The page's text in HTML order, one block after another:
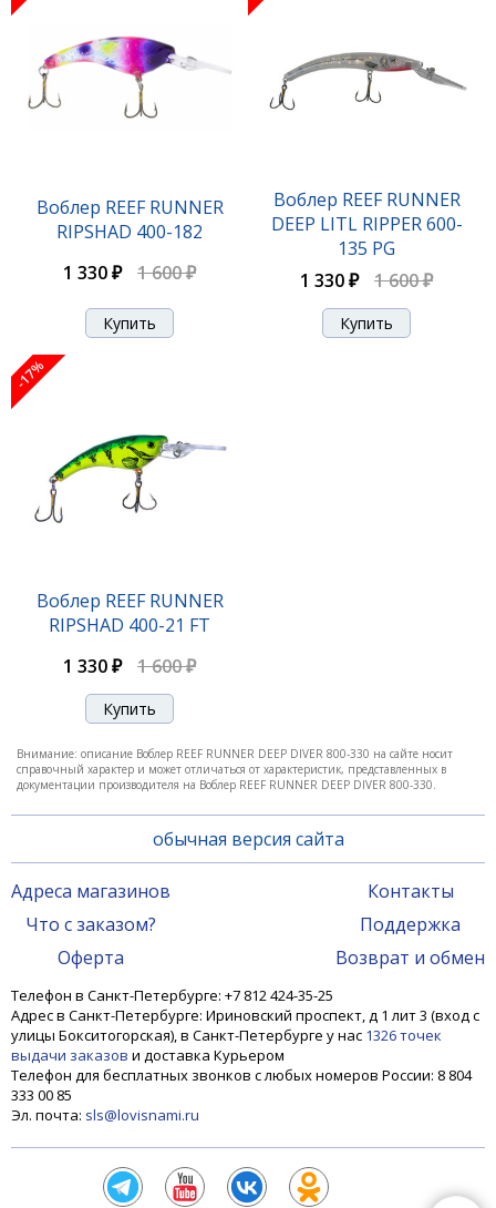
Воблер REEF RUNNER DEEP DIVER 800-09 GP
1 330 ₽
Воблер REEF RUNNER DEEP DIVER 800-11 PL
1 330 ₽ 1 600 ₽
-17%
Воблер REEF RUNNER
RIPSHAD 400-182
1 330 ₽
1 600 ₽
Воблер REEF RUNNER
DEEP LITL RIPPER 600-
135 PG
1 330 ₽
1 600 ₽
-17%
Воблер REEF RUNNER
RIPSHAD 400-21 FT
1 330 ₽
1 600 ₽
Внимание: описание Воблер REEF RUNNER DEEP DIVER 800-330 на сайте носит
справочный характер и может отличаться от характеристик, представленных в
документации производителя на Воблер REEF RUNNER DEEP DIVER 800-330.
обычная версия сайта
Адреса магазинов
Что с заказом?
Оферта
Контакты
Поддержка
Возврат и обмен
Телефон в Санкт-Петербурге: +7 812 424-35-25
Адрес в Санкт-Петербурге: Ириновский проспект, д 1 лит 3 (вход с
улицы Бокситогорская), в Санкт-Петербурге у нас 1326 точек
выдачи заказов и доставка Курьером
Телефон для бесплатных звонков с любых номеров России: 8 804
333 00 85
Эл. почта: sls@lovisnami.ru